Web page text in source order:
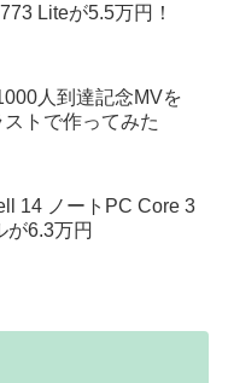
Liteが5.5万円！
人到達記念MVを
トで作ってみた
14 ノートPC Core 3
が6.3万円